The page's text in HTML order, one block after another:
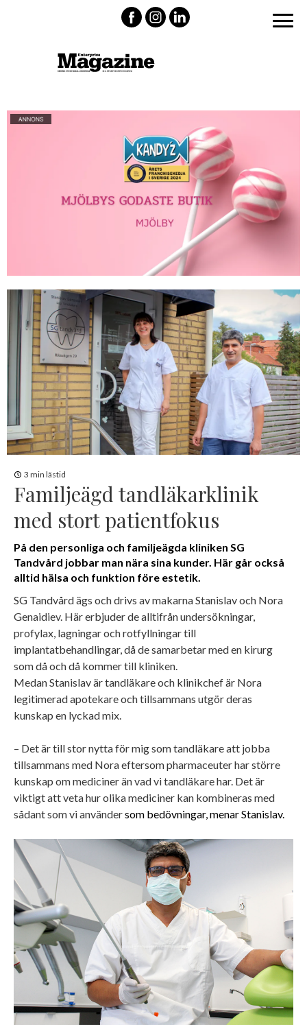
3 min lästid
Familjeägd tandläkarklinik
med stort patientfokus
På den personliga och familjeägda kliniken SG
Tandvård jobbar man nära sina kunder. Här går också
alltid hälsa och funktion före estetik.
SG Tandvård ägs och drivs av makarna Stanislav och Nora
Genaidiev. Här erbjuder de alltifrån undersökningar,
profylax, lagningar och rotfyllningar till
implantatbehandlingar, då de samarbetar med en kirurg
som då och då kommer till kliniken.
Medan Stanislav är tandläkare och klinikchef är Nora
legitimerad apotekare och tillsammans utgör deras
kunskap en lyckad mix.
– Det är till stor nytta för mig som tandläkare att jobba
tillsammans med Nora eftersom pharmaceuter har större
kunskap om mediciner än vad vi tandläkare har. Det är
viktigt att veta hur olika mediciner kan kombineras med
sådant som vi användersom bedövningar, menar Stanislav.